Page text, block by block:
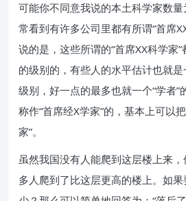
可能你不同意我说的本土科学家数
常看到有许多公司里都有所谓“首席
说的是，这些所谓的“首席XX科学家
的级别的，有些人的水平估计也就是
级别，好一点的最多也就一个“学者”
称作“首席经X学家”的，基本上可以
家”。
虽然我国没有人能爬到这层楼上来
多人爬到了比这层更高的楼上。如